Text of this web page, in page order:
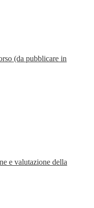
(da pubblicare in
e valutazione della